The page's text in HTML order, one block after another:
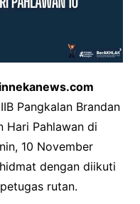
Pangkalan Brandan
Hari Pahlawan di
10 November
dengan diikuti
rutan.